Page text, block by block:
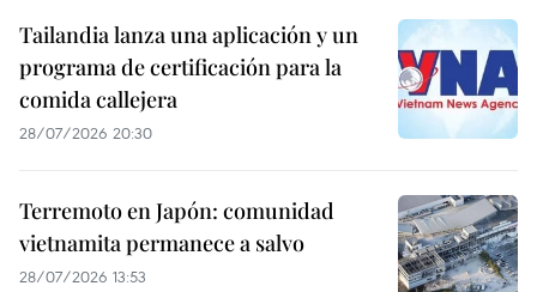
Tailandia lanza una aplicación y un
programa de certificación para la
comida callejera
28/07/2026 20:30
Terremoto en Japón: comunidad
vietnamita permanece a salvo
28/07/2026 13:53